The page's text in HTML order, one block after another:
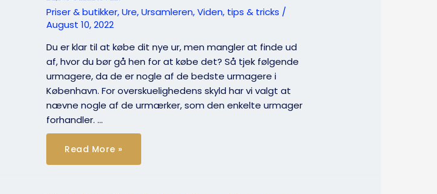
Priser & butikker,Ure,Ursamleren,Viden, tips & tricks /
August 10, 2022
Du er klar til at købe dit nye ur, men mangler at finde ud
af, hvor du bør gå hen for at købe det? Så tjek følgende
urmagere, da de er nogle af de bedste urmagere i
København. For overskuelighedens skyld har vi valgt at
nævne nogle af de urmærker, som den enkelte urmager
forhandler. …
Her
finder
du
Read More »